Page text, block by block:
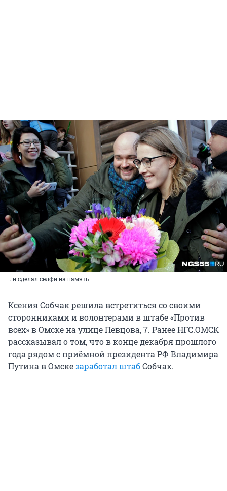
...и сделал селфи на память
Ксения Собчак решила встретиться со своими
сторонниками и волонтерами в штабе «Против
всех» в Омске на улице Певцова, 7. Ранее НГС.ОМСК
рассказывал о том, что в конце декабря прошлого
года рядом с приёмной президента РФ Владимира
Путина в Омскезаработал штабСобчак.